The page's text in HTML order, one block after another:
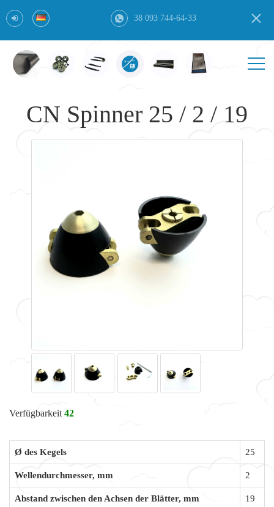
38 093 744-64-33
CN Spinner 25 / 2 / 19
Verfügbarkeit 42
Ø des Kegels 25
Wellendurchmesser, mm 2
Abstand zwischen den Achsen der Blätter, mm 19